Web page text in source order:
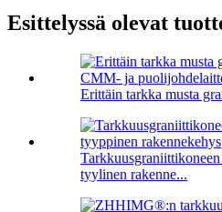
Esittelyssä olevat
Erittäin tarkka musta
tyylinen rakenne...